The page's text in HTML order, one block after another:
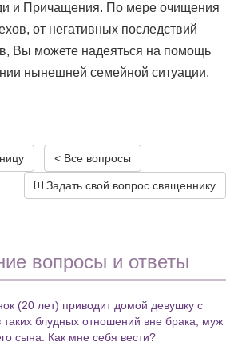
и Причащения. По мере очищения
от негативных последствий
Вы можете надеяться на помощь
нынешней семейной ситуации.
< Все вопросы
Задать свой вопрос священнику
вопросы и ответы
(20 лет) приводит домой девушку с
таких блудных отношений вне брака, муж
сына. Как мне себя вести?